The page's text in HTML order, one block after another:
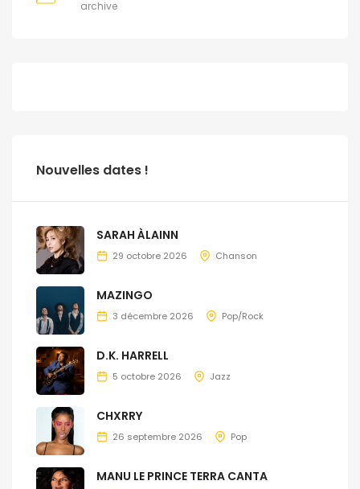
archive
Nouvelles dates !
SARAH ÀLAINN
29 octobre 2026 Chanson
MAZINGO
3 décembre 2026 Pop/Rock
D.K. HARRELL
5 octobre 2026 Jazz
CHXRRY
26 septembre 2026 Pop
MANU LE PRINCE TERRA CANTA